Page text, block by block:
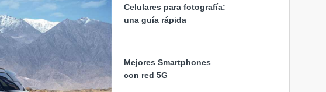
Celulares para fotografía:
una guía rápida
Mejores Smartphones
con red 5G